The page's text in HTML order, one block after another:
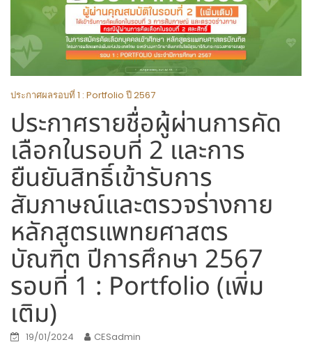
ประกาศผลรอบที่ 1 : Portfolio ปี 2567
ประกาศรายชื่อผู้ผ่านการคัด
เลือกในรอบที่ 2 และการ
ยืนยันสิทธิ์เข้ารับการ
สัมภาษณ์และตรวจร่างกาย
หลักสูตรแพทยศาสตร
บัณฑิต ปีการศึกษา 2567
รอบที่ 1 : Portfolio (เพิ่ม
เติม)
19/01/2024 CESadmin